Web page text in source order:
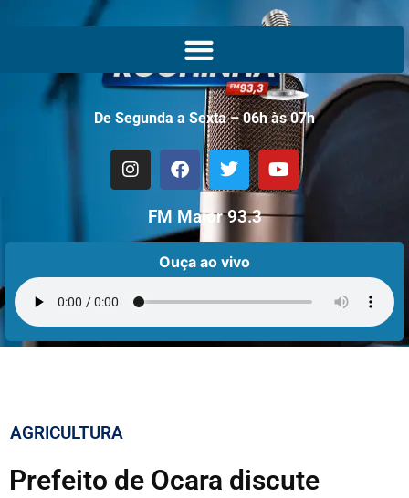
De Segunda a Sexta – 06h às 07h
FM Maior 93.3
Ouça ao vivo
AGRICULTURA
Prefeito de Ocara discute